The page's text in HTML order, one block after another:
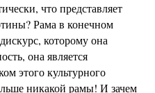
что представляет
Рама в конечном
которому она
она является
этого культурного
никакой рамы! И зачем